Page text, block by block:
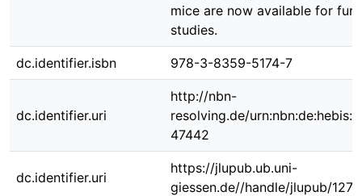
mice are now available for
studies.
dc.identifier.isbn 978-3-8359-5174-7
dc.identifier.uri
http://nbn-
resolving.de/
47442
dc.identifier.uri
https://jlupub.ub.uni-
giessen.de//handle/jlupub/